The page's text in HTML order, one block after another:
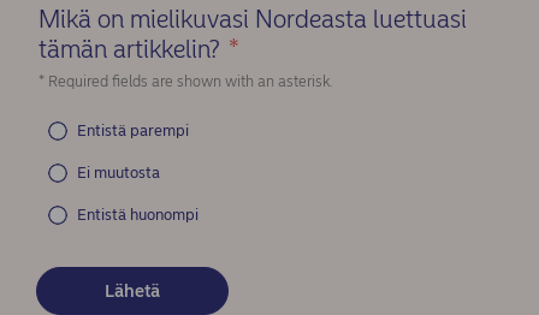
Mikä on mielikuvasi Nordeasta luettuasi
tämän artikkelin? *
* Required fields are shown with an asterisk.
Entistä parempi
Ei muutosta
Entistä huonompi